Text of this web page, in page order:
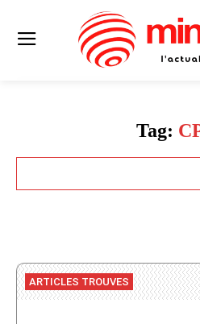
Tag:
ARTICLES TROUVES